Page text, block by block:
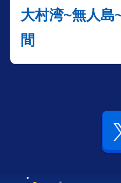
大村湾~無人島
間